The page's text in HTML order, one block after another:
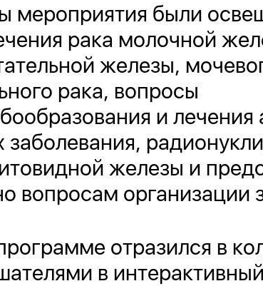
мероприятия были
рака молочной
железы,
рака, вопросы
и лечения
заболевания,
железы и
вопросам организации
отразился в
в